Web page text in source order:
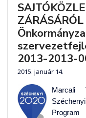
2013-2013-
2015. január 14.
Marcali